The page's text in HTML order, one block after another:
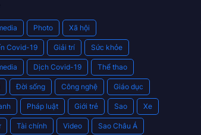
Photo Xã hội
Covid-19 Giải trí Sức khỏe
Dịch Covid-19 Thể thao
Đời sống Công nghệ Giáo dục
Pháp luật Giới trẻ Sao Xe
Tài chính Video Sao Châu Á